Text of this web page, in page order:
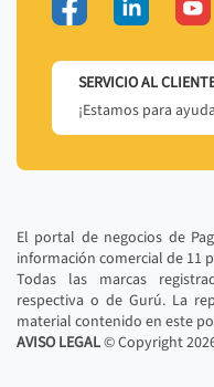
SERVICIO AL
¡Estamos para
El portal de negocios de
información comercial de 11
Todas las marcas
respectiva o de Gurú. La
material contenido en este
AVISO LEGAL© Copyright